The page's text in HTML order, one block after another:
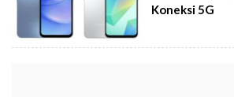
Koneksi 5G